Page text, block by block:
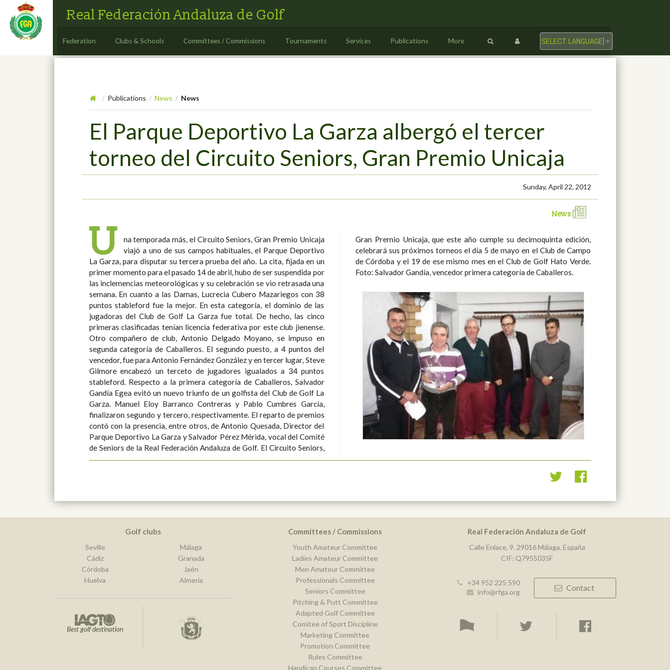
Real Federación Andaluza de Golf
Federation Clubs & Schools Committees / Commissions Tournaments Services Publications More SELECT LANGUAGE ▼
/ Publications / News / News
El Parque Deportivo La Garza albergó el tercer
torneo del Circuito Seniors, Gran Premio Unicaja
Sunday, April 22, 2012
News
U
na temporada más, el Circuito Seniors, Gran Premio Unicaja
viajó a uno de sus campos habituales, el Parque Deportivo
La Garza, para disputar su tercera prueba del año. La cita, fijada en un
primer momento para el pasado 14 de abril, hubo de ser suspendida por
las inclemencias meteorológicas y su celebración se vio retrasada una
semana. En cuanto a las Damas, Lucrecia Cubero Mazariegos con 38
puntos stableford fue la mejor. En esta categoría, el dominio de las
jugadoras del Club de Golf La Garza fue total. De hecho, las cinco
primeras clasificadas tenían licencia federativa por este club jienense.
Otro compañero de club, Antonio Delgado Moyano, se impuso en
segunda categoría de Caballeros. El segundo puesto, a 4 puntos del
vencedor, fue para Antonio Fernández González y en tercer lugar, Steve
Gilmore encabezó un terceto de jugadores igualados a 34 puntos
stableford. Respecto a la primera categoría de Caballeros, Salvador
Gandía Egea evitó un nuevo triunfo de un golfista del Club de Golf La
Garza. Manuel Eloy Barranco Contreras y Pablo Cumbres García,
finalizaron segundo y tercero, respectivamente. El reparto de premios
contó con la presencia, entre otros, de Antonio Quesada, Director del
Parque Deportivo La Garza y Salvador Pérez Mérida, vocal del Comité
de Seniors de la Real Federación Andaluza de Golf. El Circuito Seniors,
Gran Premio Unicaja, que este año cumple su decimoquinta edición,
celebrará sus próximos torneos el día 5 de mayo en el Club de Campo
de Córdoba y el 19 de ese mismo mes en el Club de Golf Hato Verde.
Foto: Salvador Gandía, vencedor primera categoría de Caballeros.
Golf clubs
Seville
Cádiz
Córdoba
Huelva
Málaga
Granada
Jaén
Almería
Best golf destination
Committees / Commissions
Youth Amateur Committee
Ladies Amateur Committee
Men Amateur Committee
Professionals Committee
Seniors Committee
Pitching & Putt Committee
Adapted Golf Committee
Comitee of Sport Discipline
Marketing Committee
Promotion Committee
Rules Committee
Handicap Courses Committee
Real Federación Andaluza de Golf
Calle Enlace, 9. 29016 Málaga, España
CIF: Q7955035F
+34 952 225 590
info@rfga.org
Contact